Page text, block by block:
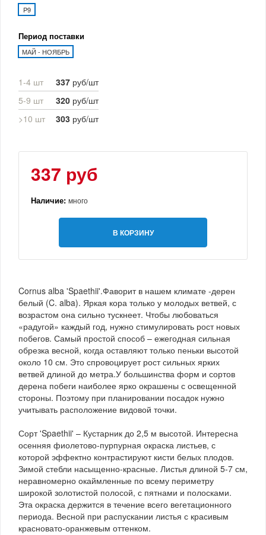
P9
Период поставки
МАЙ - НОЯБРЬ
1-4 шт 337 руб/шт
5-9 шт
320 руб/шт
>10 шт
303 руб/шт
337 руб
Наличие: много
В КОРЗИНУ
Cornus alba 'Spaethii'.Фаворит в нашем климате -дерен
белый (C. alba). Яркая кора только у молодых ветвей, с
возрастом она сильно тускнеет. Чтобы любоваться
«радугой» каждый год, нужно стимулировать рост новых
побегов. Самый простой способ – ежегодная сильная
обрезка весной, когда оставляют только пеньки высотой
около 10 см. Это спровоцирует рост сильных ярких
ветвей длиной до метра.У большинства форм и сортов
дерена побеги наиболее ярко окрашены с освещенной
стороны. Поэтому при планировании посадок нужно
учитывать расположение видовой точки.
Сорт 'Spaethii' – Кустарник до 2,5 м высотой. Интересна
осенняя фиолетово-пурпурная окраска листьев, с
которой эффектно контрастируют кисти белых плодов.
Зимой стебли насыщенно-красные. Листья длиной 5-7 см,
неравномерно окаймленные по всему периметру
широкой золотистой полосой, с пятнами и полосками.
Эта окраска держится в течение всего вегетационного
периода. Весной при распускании листья с красивым
красновато-оранжевым оттенком.